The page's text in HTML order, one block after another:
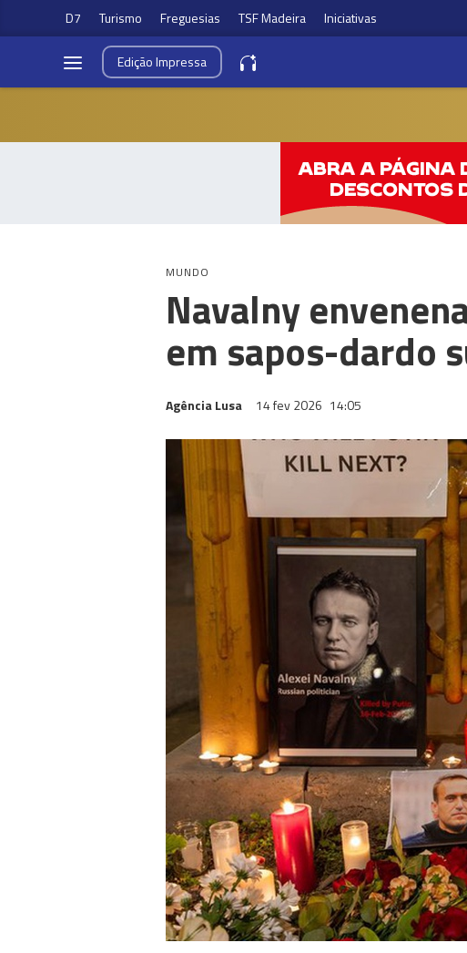
D7 Turismo Freguesias TSF Madeira Iniciativas
EdiçãoImpressa
MUNDO
Navalny
em sapos-dardo
Agência Lusa 14 fev 2026 14:05